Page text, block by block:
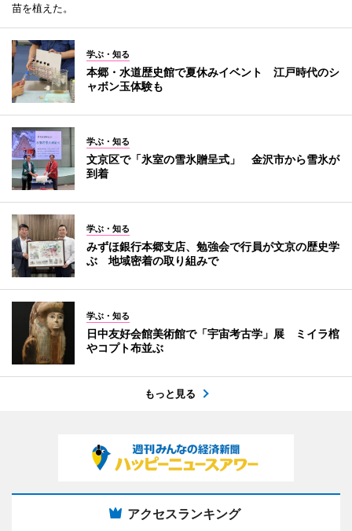
苗を植えた。
学ぶ・知る
本郷・水道歴史館で夏休みイベント 江戸時代のシ
ャボン玉体験も
学ぶ・知る
文京区で「氷室の雪氷贈呈式」 金沢市から雪氷が
到着
学ぶ・知る
みずほ銀行本郷支店、勉強会で行員が文京の歴史学
ぶ 地域密着の取り組みで
学ぶ・知る
日中友好会館美術館で「宇宙考古学」展 ミイラ棺
やコプト布並ぶ
もっと見る
アクセスランキング